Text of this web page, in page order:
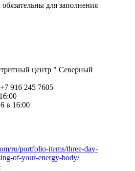
обязательны для заполнения
центр " Северный
+7 916 245 7605
в 16:00
ru/portfolio-items/three-day-
of-your-energy-body/